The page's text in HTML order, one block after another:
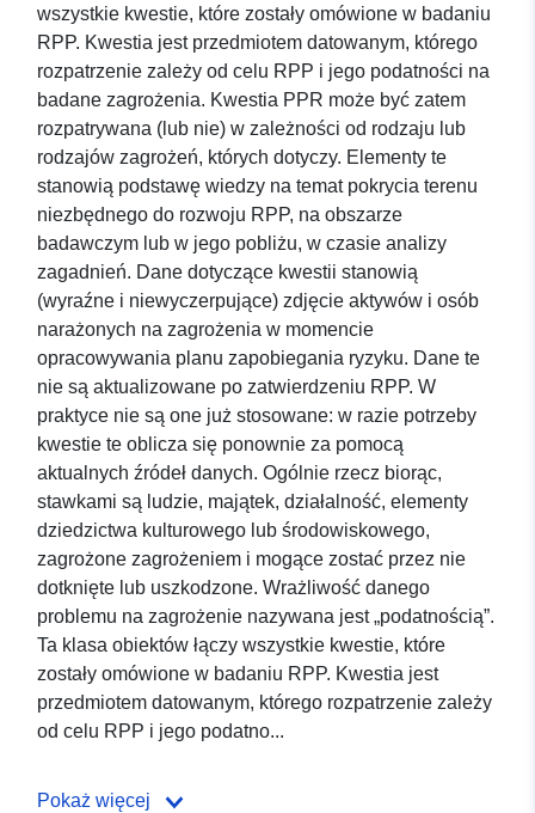
wszystkie kwestie, które zostały omówione w badaniu
RPP. Kwestia jest przedmiotem datowanym, którego
rozpatrzenie zależy od celu RPP i jego podatności na
badane zagrożenia. Kwestia PPR może być zatem
rozpatrywana (lub nie) w zależności od rodzaju lub
rodzajów zagrożeń, których dotyczy. Elementy te
stanowią podstawę wiedzy na temat pokrycia terenu
niezbędnego do rozwoju RPP, na obszarze
badawczym lub w jego pobliżu, w czasie analizy
zagadnień. Dane dotyczące kwestii stanowią
(wyraźne i niewyczerpujące) zdjęcie aktywów i osób
narażonych na zagrożenia w momencie
opracowywania planu zapobiegania ryzyku. Dane te
nie są aktualizowane po zatwierdzeniu RPP. W
praktyce nie są one już stosowane: w razie potrzeby
kwestie te oblicza się ponownie za pomocą
aktualnych źródeł danych. Ogólnie rzecz biorąc,
stawkami są ludzie, majątek, działalność, elementy
dziedzictwa kulturowego lub środowiskowego,
zagrożone zagrożeniem i mogące zostać przez nie
dotknięte lub uszkodzone. Wrażliwość danego
problemu na zagrożenie nazywana jest „podatnością”.
Ta klasa obiektów łączy wszystkie kwestie, które
zostały omówione w badaniu RPP. Kwestia jest
przedmiotem datowanym, którego rozpatrzenie zależy
od celu RPP i jego podatno...
Pokaż więcej